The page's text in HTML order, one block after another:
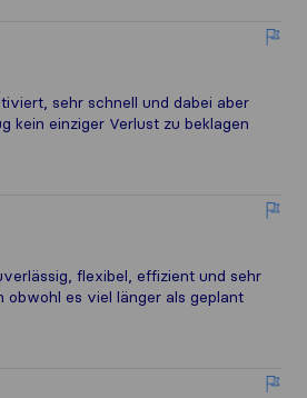
sehr schnell und dabei aber
kein einziger Verlust zu beklagen
flexibel, effizient und sehr
obwohl es viel länger als geplant